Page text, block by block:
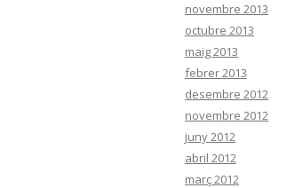
novembre 2013
octubre 2013
maig 2013
febrer 2013
desembre 2012
novembre 2012
juny 2012
abril 2012
març 2012